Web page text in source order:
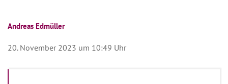
Andreas Edmüller
20. November 2023 um 10:49 Uhr